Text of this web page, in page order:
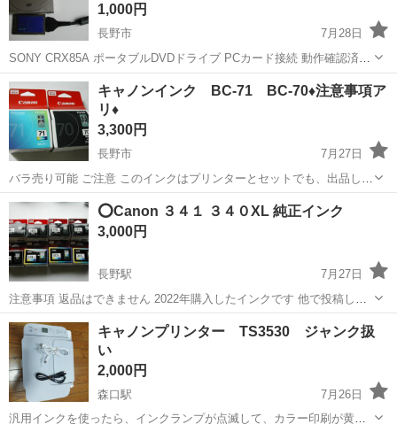
1,000円
長野市
7月28日
SONY CRX85A ポータブルDVDドライブ PCカード接続 動作確認済
み、 画像の本体 PCカード 接続ケーブルのみです。 ソニーのポー
タブルDVDドライブです。CDのライティングまで可能です。 SONY...
長野 長野市 周辺機器 CRX
キャノンインク BC-71 BC-70♦️注意事項ア
リ♦️
3,300円
長野市
7月27日
バラ売り可能 ご注意 このインクはプリンターとセットでも、出品して
おります その為、プリンターとセットの取引を優先します BC-71 ３色
カラー 購入価約 2970円 を 1800円 BC-70 黒...
長野 長野市
⭕Canon ３４１ ３４０XL 純正インク
3,000円
長野駅
7月27日
注意事項 返品はできません 2022年購入したインクです 他で投稿して
いるプリンター複合機に付いているインクで プリンター価格を下げる
為バラ売りしている品で プリンター取引が終了した時には終了します
...
長野 長野市 プリンター
キャノンプリンター TS3530 ジャンク扱
い
2,000円
森口駅
7月26日
汎用インクを使ったら、インクランプが点滅して、カラー印刷が黄色